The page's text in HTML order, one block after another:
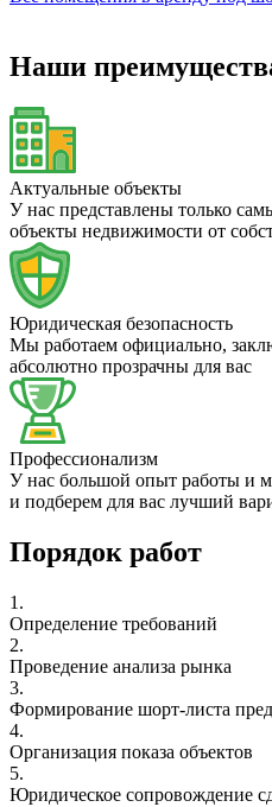
Наши
Актуальные объекты
У нас представлены только
объекты недвижимости от
Юридическая безопасность
Мы работаем официально,
абсолютно прозрачны для вас
Профессионализм
У нас большой опыт работы и
и подберем для вас лучший
Порядок работ
1.
Определение требований
2.
Проведение анализа рынка
3.
Формирование шорт-листа
4.
Организация показа объектов
5.
Юридическое сопровождение